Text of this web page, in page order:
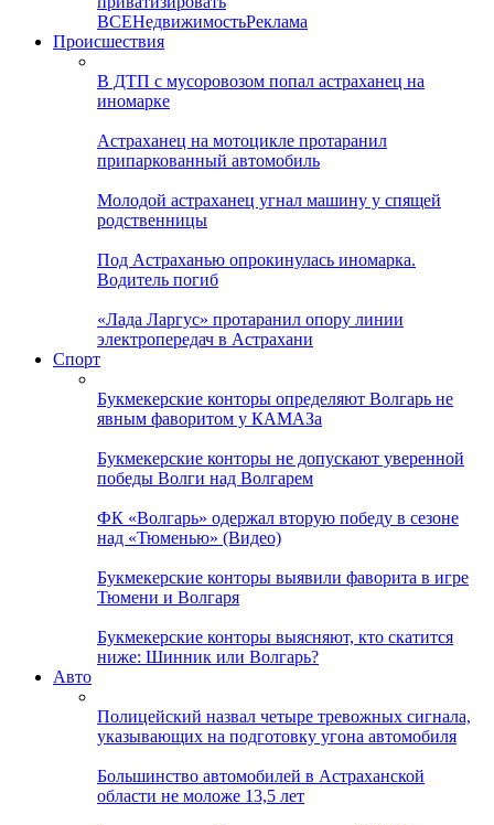
ВСЕНедвижимостьРеклама
Происшествия
В ДТП с мусоровозом попал астраханец на
иномарке
Астраханец на мотоцикле протаранил
припаркованный автомобиль
Молодой астраханец угнал машину у спящей
родственницы
Под Астраханью опрокинулась иномарка.
Водитель погиб
«Лада Ларгус» протаранил опору линии
электропередач в Астрахани
Спорт
Букмекерские конторы определяют Волгарь не
явным фаворитом у КАМАЗа
Букмекерские конторы не допускают уверенной
победы Волги над Волгарем
ФК «Волгарь» одержал вторую победу в сезоне
над «Тюменью» (Видео)
Букмекерские конторы выявили фаворита в игре
Тюмени и Волгаря
Букмекерские конторы выясняют, кто скатится
ниже: Шинник или Волгарь?
Авто
Полицейский назвал четыре тревожных сигнала,
указывающих на подготовку угона автомобиля
Большинство автомобилей в Астраханской
области не моложе 13,5 лет